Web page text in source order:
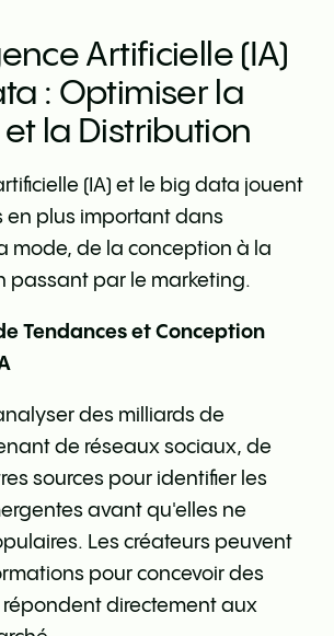
Artificielle (IA)
: Optimiser la
la Distribution
(IA) et le big data jouent
en plus important dans
mode, de la conception à la
passant par le marketing.
Tendances et Conception
des milliards de
de réseaux sociaux, de
sources pour identifier les
avant qu'elles ne
Les créateurs peuvent
pour concevoir des
directement aux